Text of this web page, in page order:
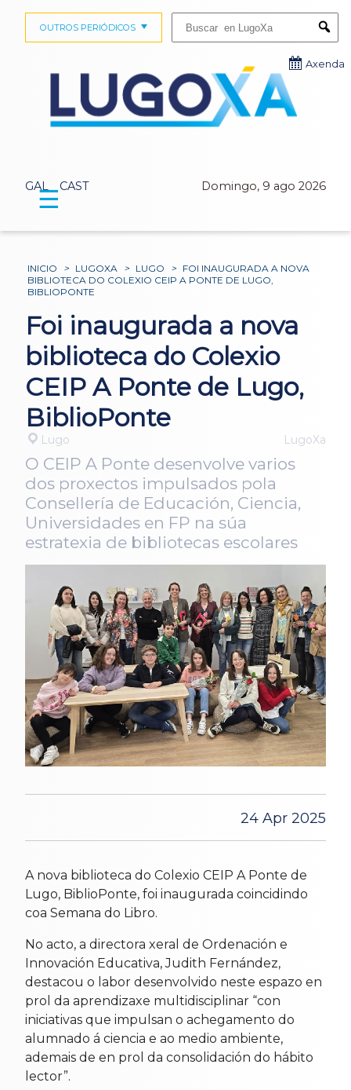
GAL CAST Domingo, 9 ago 2026
OUTROS PERIÓDICOS
Axenda
☰
INICIO > LUGOXA > LUGO > FOI INAUGURADA A NOVA
BIBLIOTECA DO COLEXIO CEIP A PONTE DE LUGO,
BIBLIOPONTE
Foi inaugurada a nova
biblioteca do Colexio
CEIP A Ponte de Lugo,
BiblioPonte
Lugo LugoXa
O CEIP A Ponte desenvolve varios
dos proxectos impulsados pola
Consellería de Educación, Ciencia,
Universidades en FP na súa
estratexia de bibliotecas escolares
24 Apr 2025
A nova biblioteca do Colexio CEIP A Ponte de
Lugo, BiblioPonte, foi inaugurada coincidindo
coa Semana do Libro.
No acto, a directora xeral de Ordenación e
Innovación Educativa, Judith Fernández,
destacou o labor desenvolvido neste espazo en
prol da aprendizaxe multidisciplinar “con
iniciativas que impulsan o achegamento do
alumnado á ciencia e ao medio ambiente,
ademais de en prol da consolidación do hábito
lector”.